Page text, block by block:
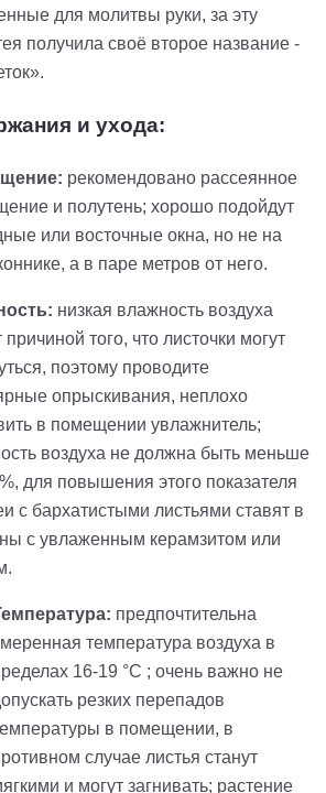
для молитвы руки, за эту
получила своё второе название -
и ухода:
рекомендовано рассеянное
и полутень; хорошо подойдут
или восточные окна, но не на
а в паре метров от него.
низкая влажность воздуха
причиной того, что листочки могут
поэтому проводите
опрыскивания, неплохо
в помещении увлажнитель;
воздуха не должна быть меньше
для повышения этого показателя
с бархатистыми листьями ставят в
с увлаженным керамзитом или
предпочтительна
температура воздуха в
16-19 °C ; очень важно не
резких перепадов
в помещении, в
случае листья станут
и могут загнивать; растение